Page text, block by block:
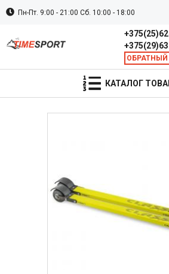
Пн-Пт. 9:00 - 21:00 Сб. 10:00 - 18:00
ОБРАТНЫЙ
КАТАЛОГ